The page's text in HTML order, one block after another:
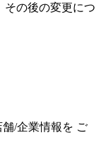
その後の変更につ
舗/企業情報を ご